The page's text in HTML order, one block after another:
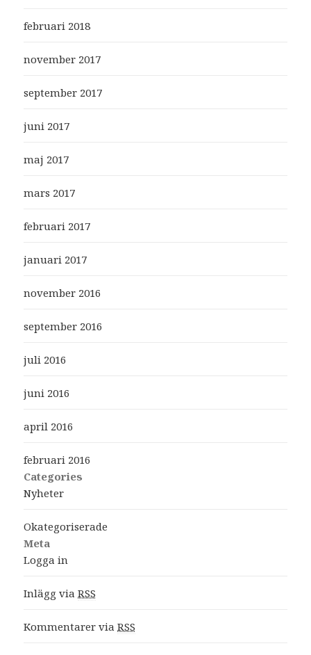
februari 2018
november 2017
september 2017
juni 2017
maj 2017
mars 2017
februari 2017
januari 2017
november 2016
september 2016
juli 2016
juni 2016
april 2016
februari 2016
Categories
Nyheter
Okategoriserade
Meta
Logga in
Inlägg viaRSS
Kommentarer viaRSS